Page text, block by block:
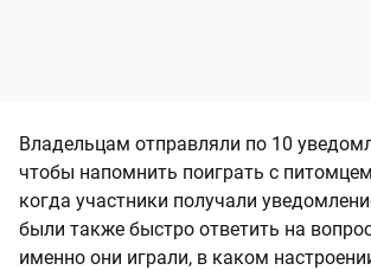
Владельцам отправляли по 10
чтобы напомнить поиграть с
когда участники получали
были также быстро ответить на
именно они играли, в каком